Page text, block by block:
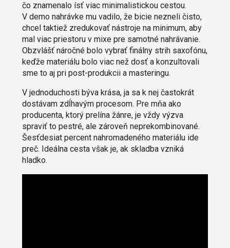
čo znamenalo ísť viac minimalistickou cestou.
V demo nahrávke mu vadilo, že bicie nezneli čisto,
chcel taktiež zredukovať nástroje na minimum, aby
mal viac priestoru v mixe pre samotné nahrávanie.
Obzvlášť náročné bolo vybrať finálny strih saxofónu,
keďže materiálu bolo viac než dosť a konzultovali
sme to aj pri post-produkcii a masteringu.
V jednoduchosti býva krása, ja sa k nej častokrát
dostávam zdĺhavým procesom. Pre mňa ako
producenta, ktorý prelína žánre, je vždy výzva
spraviť to pestré, ale zároveň neprekombinované.
Šesťdesiat percent nahromadeného materiálu ide
preč. Ideálna cesta však je, ak skladba vzniká
hladko.